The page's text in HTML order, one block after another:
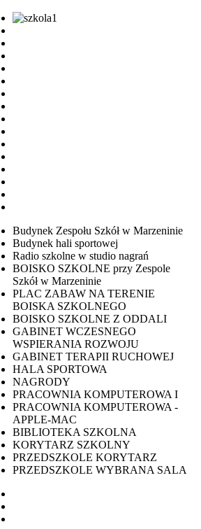
Budynek Zespołu Szkół w Marzeninie
Budynek hali sportowej
Radio szkolne w studio nagrań
BOISKO SZKOLNE przy Zespole
Szkół w Marzeninie
PLAC ZABAW NA TERENIE
BOISKA SZKOLNEGO
BOISKO SZKOLNE Z ODDALI
GABINET WCZESNEGO
WSPIERANIA ROZWOJU
GABINET TERAPII RUCHOWEJ
HALA SPORTOWA
NAGRODY
PRACOWNIA KOMPUTEROWA I
PRACOWNIA KOMPUTEROWA -
APPLE-MAC
BIBLIOTEKA SZKOLNA
KORYTARZ SZKOLNY
PRZEDSZKOLE KORYTARZ
PRZEDSZKOLE WYBRANA SALA